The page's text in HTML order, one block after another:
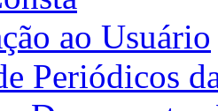
ao Usuário
Periódicos